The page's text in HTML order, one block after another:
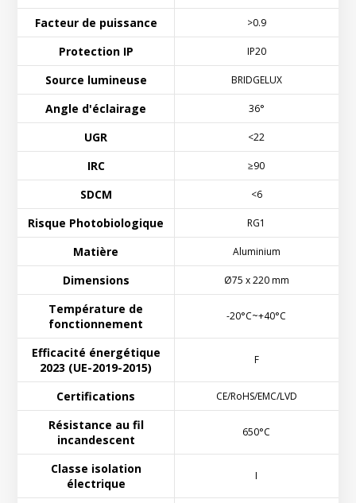
Facteur de puissance >0.9
Protection IP IP20
Source lumineuse BRIDGELUX
Angle d'éclairage 36°
UGR <22
IRC ≥90
SDCM <6
Risque Photobiologique RG1
Matière Aluminium
Dimensions Ø75 x 220 mm
Température de
fonctionnement
-20°C~+40°C
Efficacité énergétique
2023 (UE-2019-2015)
F
Certifications CE/RoHS/EMC/LVD
Résistance au fil
incandescent
650°C
Classe isolation
électrique
I